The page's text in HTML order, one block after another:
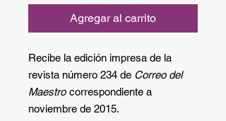
Agregar al carrito
Recibe la edición impresa de la
revista número 234 de Correo del
Maestro correspondiente a
noviembre de 2015.